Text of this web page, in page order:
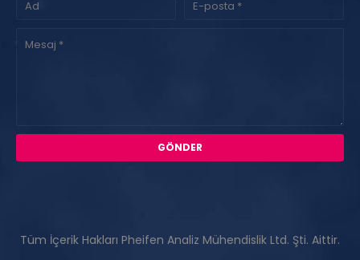
Tüm İçerik Hakları Pheifen Analiz Mühendislik Ltd. Şti. Aittir.